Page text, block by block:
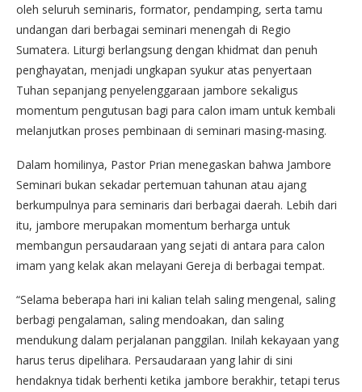
oleh seluruh seminaris, formator, pendamping, serta tamu
undangan dari berbagai seminari menengah di Regio
Sumatera. Liturgi berlangsung dengan khidmat dan penuh
penghayatan, menjadi ungkapan syukur atas penyertaan
Tuhan sepanjang penyelenggaraan jambore sekaligus
momentum pengutusan bagi para calon imam untuk kembali
melanjutkan proses pembinaan di seminari masing-masing.
Dalam homilinya, Pastor Prian menegaskan bahwa Jambore
Seminari bukan sekadar pertemuan tahunan atau ajang
berkumpulnya para seminaris dari berbagai daerah. Lebih dari
itu, jambore merupakan momentum berharga untuk
membangun persaudaraan yang sejati di antara para calon
imam yang kelak akan melayani Gereja di berbagai tempat.
“Selama beberapa hari ini kalian telah saling mengenal, saling
berbagi pengalaman, saling mendoakan, dan saling
mendukung dalam perjalanan panggilan. Inilah kekayaan yang
harus terus dipelihara. Persaudaraan yang lahir di sini
hendaknya tidak berhenti ketika jambore berakhir, tetapi terus